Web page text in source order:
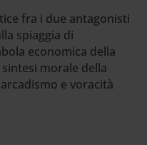
fra i due antagonisti
spiaggia di
economica della
morale della
e voracità